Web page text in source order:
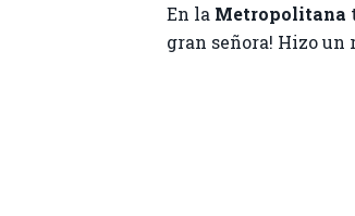
En la Metropolitana
gran señora! Hizo un